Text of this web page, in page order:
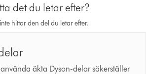
det du letar efter?
hittar den del du letar efter.
äkta Dyson-delar säkerställer